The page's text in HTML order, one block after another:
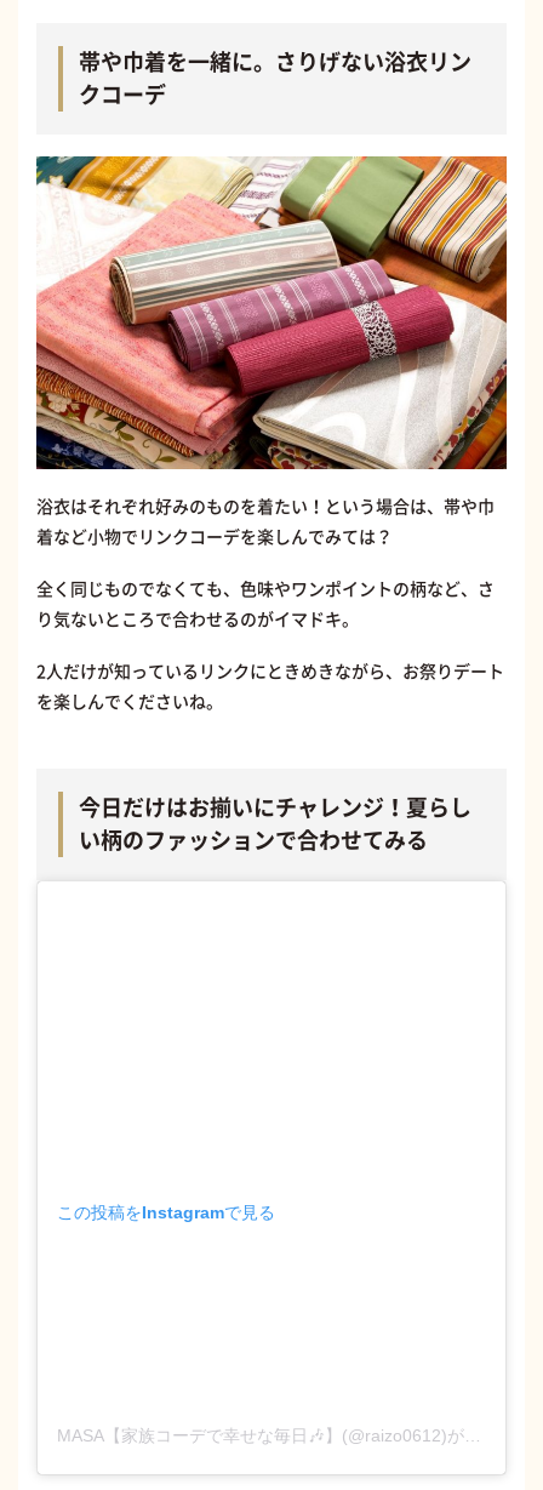
帯や巾着を一緒に。さりげない浴衣リン
クコーデ
浴衣はそれぞれ好みのものを着たい！という場合は、帯や巾
着など小物でリンクコーデを楽しんでみては？
全く同じものでなくても、色味やワンポイントの柄など、さ
り気ないところで合わせるのがイマドキ。
2人だけが知っているリンクにときめきながら、お祭りデート
を楽しんでくださいね。
今日だけはお揃いにチャレンジ！夏らし
い柄のファッションで合わせてみる
この投稿をInstagramで見る
MASA【家族コーデで幸せな毎日🎶】(@raizo0612)がシェアした投稿